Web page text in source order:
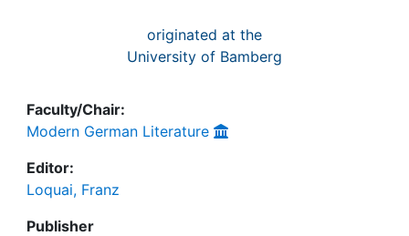
originated at the
University of Bamberg
Faculty/Chair:
Modern German Literature
Editor:
Loquai, Franz
Publisher